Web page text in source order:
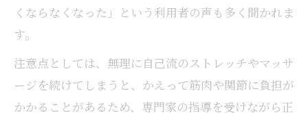
くならなくなった」という利用者の声も多く聞かれま
す。
注意点としては、無理に自己流のストレッチやマッサ
ージを続けてしまうと、かえって筋肉や関節に負担が
かかることがあるため、専門家の指導を受けながら正